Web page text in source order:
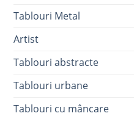
Tablouri Metal
Artist
Tablouri abstracte
Tablouri urbane
Tablouri cu mâncare